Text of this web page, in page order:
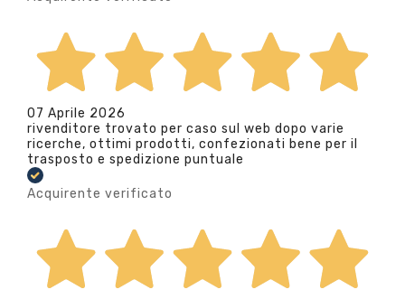
07 Aprile 2026
rivenditore trovato per caso sul web dopo varie
ricerche, ottimi prodotti, confezionati bene per il
trasposto e spedizione puntuale
Acquirente verificato